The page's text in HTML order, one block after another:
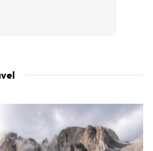
adalah lawatan ke Kashmir,
juga mesra memudahkan
ini sepanjang percutiannya. Malah dia
kembali bercuti ke Kashmir pada